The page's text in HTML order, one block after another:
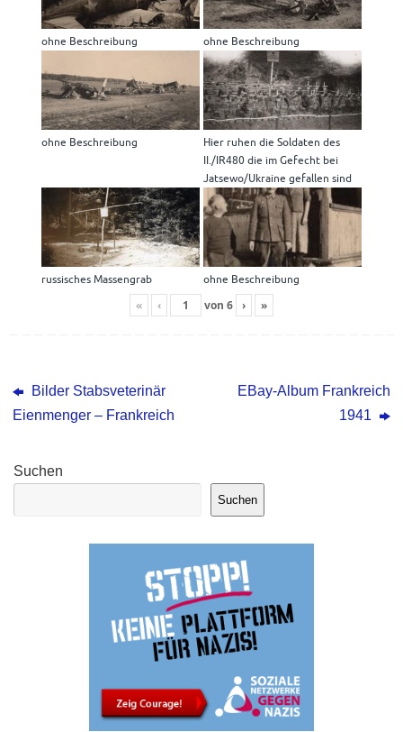
ohne Beschreibung ohne Beschreibung
ohne Beschreibung
Hier ruhen die Soldaten des
II./IR480 die im Gefecht bei
Jatsewo/Ukraine gefallen sind
russisches Massengrab ohne Beschreibung
« ‹ von 6 › »
Bilder Stabsveterinär
Eienmenger – Frankreich
EBay-Album Frankreich
1941
Suchen
Suchen